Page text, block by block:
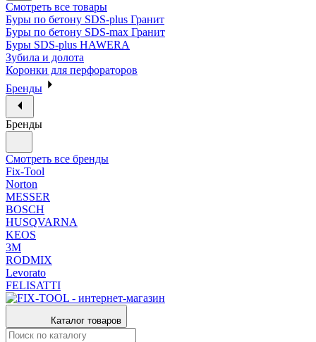
Смотреть все товары
Буры по бетону SDS-plus Гранит
Буры по бетону SDS-max Гранит
Буры SDS-plus HAWERA
Зубила и долота
Коронки для перфораторов
Бренды
Бренды
Смотреть все бренды
Fix-Tool
Norton
MESSER
BOSCH
HUSQVARNA
KEOS
3М
RODMIX
Levorato
FELISATTI
Каталог товаров